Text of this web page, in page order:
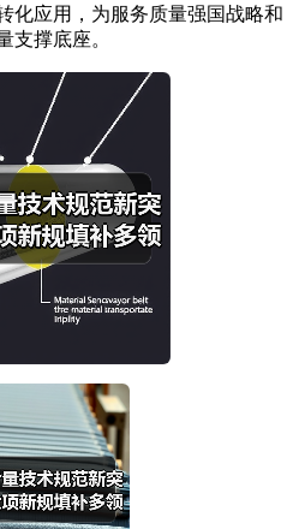
化应用，为服务质量强国战略和
支撑底座。